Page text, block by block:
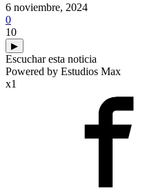
6 noviembre, 2024
0
10
▶
Escuchar esta noticia
Powered by Estudios Max
x1